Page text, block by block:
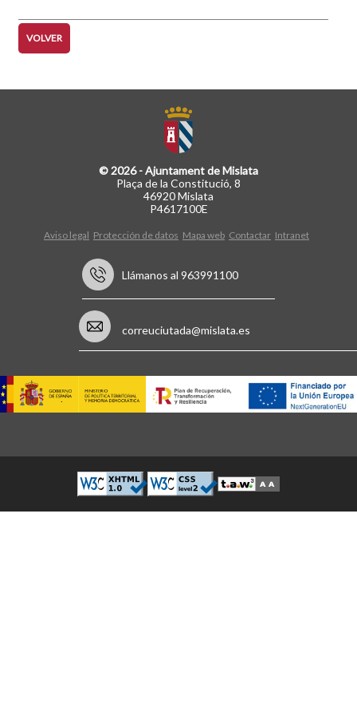
VOLVER
© 2026 - Ajuntament de Mislata
Plaça de la Constitució, 8
46920 Mislata
P4617100E
Aviso legal Protección de datos Mapa web Contactar Intranet
Llámanos al 963991100
correuciutada@mislata.es